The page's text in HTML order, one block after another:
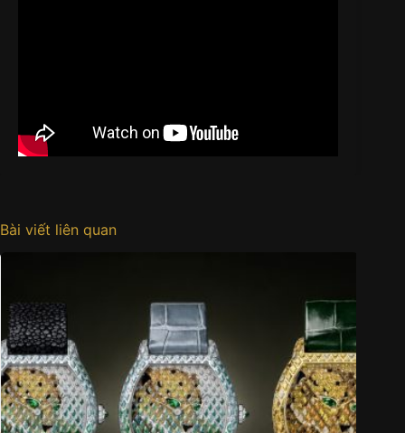
Bài viết liên quan